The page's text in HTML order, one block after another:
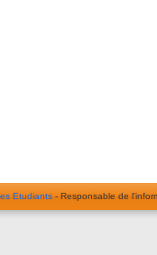
Etudiants - Responsable de